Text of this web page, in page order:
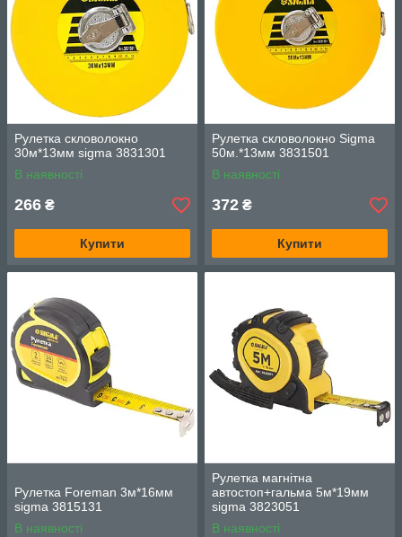
Рулетка скловолокно
30м*13мм sigma 3831301
В наявності
266 ₴
Купити
Рулетка скловолокно Sigma
50м.*13мм 3831501
В наявності
372 ₴
Купити
Рулетка Foreman 3м*16мм
sigma 3815131
В наявності
Рулетка магнітна
автостоп+гальма 5м*19мм
sigma 3823051
В наявності